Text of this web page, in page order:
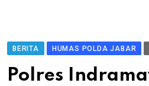
BERITA HUMAS POLDA JABAR
Polres